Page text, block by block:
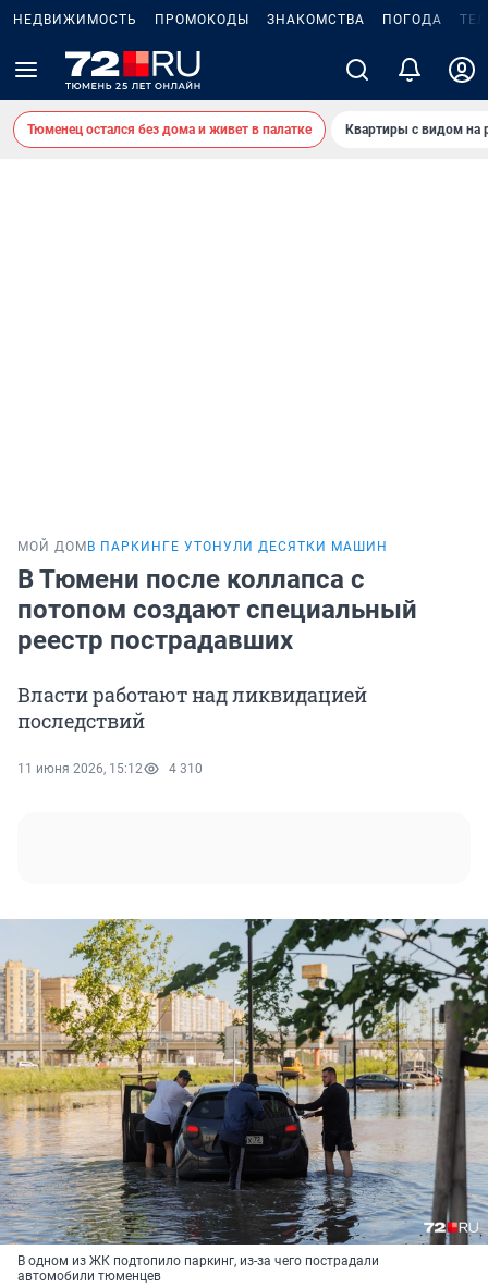
НЕДВИЖИМОСТЬ ПРОМОКОДЫ ЗНАКОМСТВА ПОГОДА
Тюменец остался без дома и живет в палатке Квартиры с видом на
МОЙ ДОМ В ПАРКИНГЕ УТОНУЛИ ДЕСЯТКИ МАШИН
В Тюмени после коллапса с
потопом создают специальный
реестр пострадавших
Власти работают над ликвидацией
последствий
11 июня 2026, 15:12 4 310
В одном из ЖК подтопило паркинг, из-за чего пострадали
автомобили тюменцев